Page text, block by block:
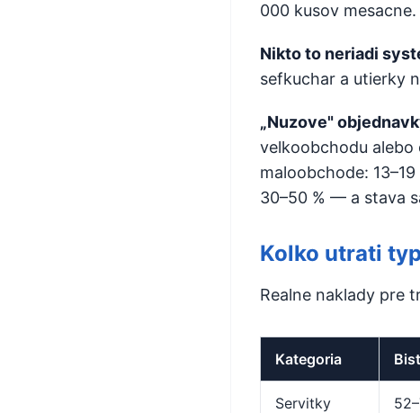
000 kusov mesacne.
Nikto to neriadi
sefkuchar a utierky
„Nuzove"
velkoobchodu alebo
maloobchode:
30–50 % — a stava
Kolko utrati
Realne naklady pre
Kategoria
Servitky